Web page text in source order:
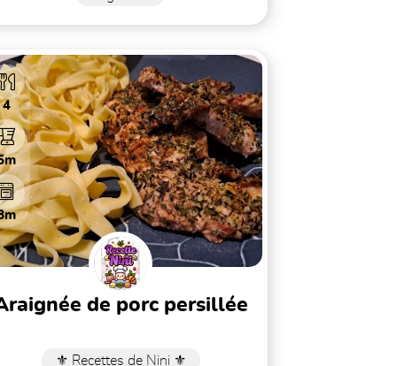
4
araignée de porc persillée
⚜️ Recettes de Nini ⚜️